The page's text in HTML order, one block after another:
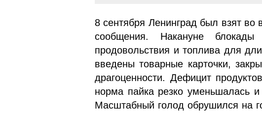
8 сентября Ленинград был взят во
со­общения. Накануне
продовольствия и то­плива для
введены товарные карточки,
драгоценности. Дефицит
нор­ма пайка резко уменьшалась
Масштаб­ный голод обрушился на